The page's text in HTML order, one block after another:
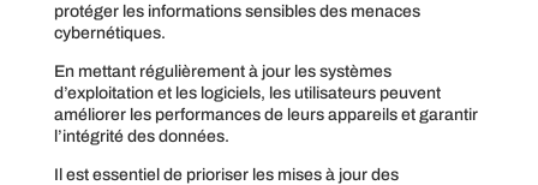
protéger les informations sensibles des menaces
cybernétiques.
En mettant régulièrement à jour les systèmes
d’exploitation et les logiciels, les utilisateurs peuvent
améliorer les performances de leurs appareils et garantir
l’intégrité des données.
Il est essentiel de prioriser les mises à jour des